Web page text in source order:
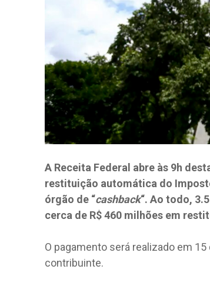
A Receita Federal abre às 9h
restituição automática do
órgão de “cashback“. Ao todo,
cerca de R$ 460 milhões em
O pagamento será realizado em
contribuinte.